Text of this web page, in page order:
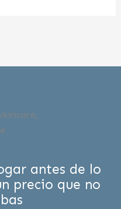
antes de lo
precio que no